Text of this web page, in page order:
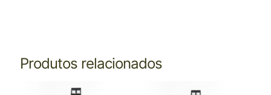
Produtos relacionados